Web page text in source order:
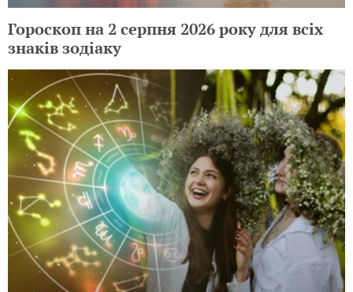
Гороскоп на 2 серпня 2026 року для всіх
знаків зодіаку